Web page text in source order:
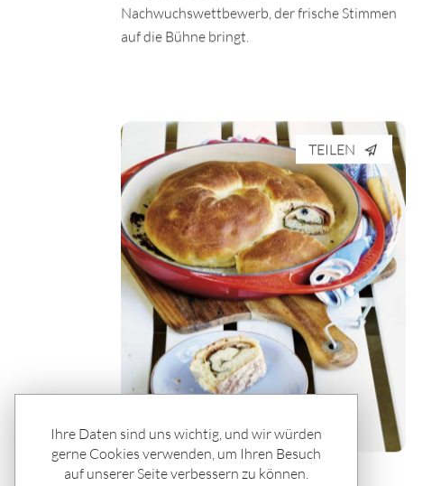
Nachwuchswettbewerb, der frische Stimmen
auf die Bühne bringt.
TEILEN
Rätseln & Service / Rezepte
Ihre Daten sind uns wichtig, und wir würden
gerne Cookies verwenden, um Ihren Besuch
auf unserer Seite verbessern zu können.